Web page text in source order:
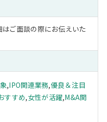
ご面談の際にお伝えいた
,IPO関連業務,優良＆注目
すすめ,女性が活躍,M&A関